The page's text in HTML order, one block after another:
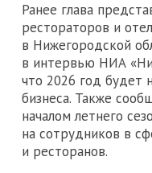
Ранее глава
рестораторов и
в Нижегородской
в интервью НИА
что 2026 год будет
бизнеса. Также
началом летнего
на сотрудников в
и ресторанов.